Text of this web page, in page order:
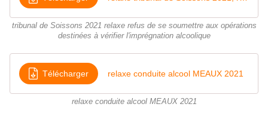
tribunal de Soissons 2021 relaxe refus de se soumettre aux opérations
destinées à vérifier l'imprégnation alcoolique
Télécharger relaxe conduite alcool MEAUX 2021
relaxe conduite alcool MEAUX 2021